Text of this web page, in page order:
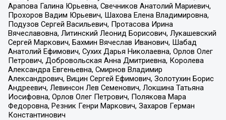
Арапова Галина Юрьевна, Свечников Анатолий Мариевич,
Прохоров Вадим Юрьевич, Шахова Елена Владимировна,
Подузов Сергей Васильевич, Протасова Ирина
Вячеславовна, Литинский Леонид Борисович, Лукашевский
Сергей Маркович, Бахмин Вячеслав Иванович, Шабад
Анатолий Ефимович, Сухих Дарья Николаевна, Орлов Олег
Петрович, Добровольская Анна Дмитриевна, Королева
Александра Евгеньевна, Смирнов Владимир
Александрович, Вицин Сергей Ефимович, Золотухин Борис
Андреевич, Левинсон Лев Семенович, Локшина Татьяна
Иосифовна, Орлов Олег Петрович, Полякова Мара
Федоровна, Резник Генри Маркович, Захаров Герман
Константинович